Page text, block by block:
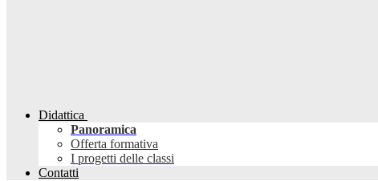
Didattica
Panoramica
Offerta formativa
I progetti delle classi
Contatti